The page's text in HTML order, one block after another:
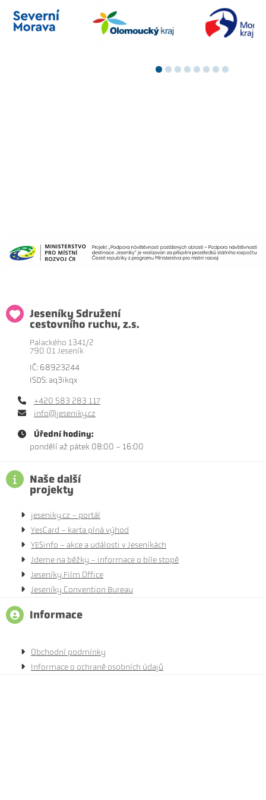
Jeseníky Sdružení
cestovního ruchu, z.s.
Palackého 1341/2
790 01 Jeseník
IČ: 68923244
ISDS: aq3ikqx
+420 583 283 117
info@jeseniky.cz
Úřední hodiny:
pondělí až pátek 08:00 - 16:00
Naše další
projekty
jeseniky.cz - portál
YesCard - karta plná výhod
YESinfo - akce a události v Jeseníkách
Jdeme na běžky - informace o bíle stopě
Jeseníky Film Office
Jeseníky Convention Bureau
Informace
Obchodní podmínky
Informace o ochraně osobních údajů